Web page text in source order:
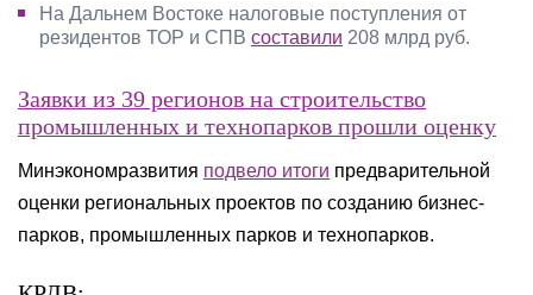
На Дальнем Востоке налоговые поступления от
резидентов ТОР и СПВ составили 208 млрд руб.
Заявки из 39 регионов на строительство
промышленных и технопарков прошли оценку
Минэкономразвития подвело итоги предварительной
оценки региональных проектов по созданию бизнес-
парков, промышленных парков и технопарков.